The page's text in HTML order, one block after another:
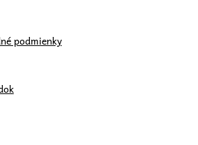
podmienky